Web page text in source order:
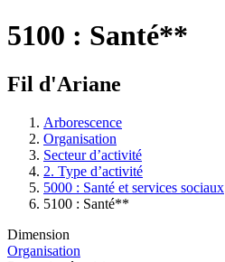
5100 : Santé**
Fil d'Ariane
Arborescence
Organisation
Secteur d’activité
2. Type d’activité
5000 : Santé et services sociaux
5100 : Santé**
Dimension
Organisation